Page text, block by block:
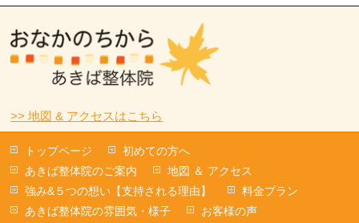
>> 地図 & アクセスはこちら
トップページ
初めての方へ
あきば整体院のご案内
地図 ＆ アクセス
強み&５つの想い【支持される理由】
料金プラン
あきば整体院の雰囲気・様子
お客様の声